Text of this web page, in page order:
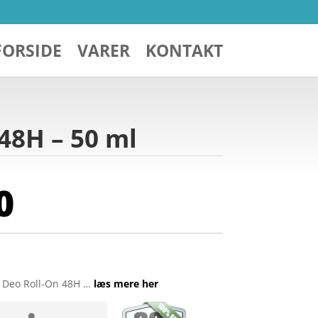
VARER KONTAKT
– 50 ml
Roll-On 48H … læs mere her